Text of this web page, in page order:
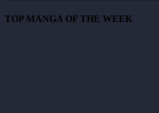
TOP MANGA OF THE WEEK